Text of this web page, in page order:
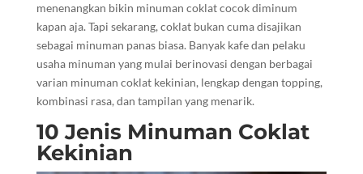
menenangkan bikin minuman coklat cocok diminum
kapan aja. Tapi sekarang, coklat bukan cuma disajikan
sebagai minuman panas biasa. Banyak kafe dan pelaku
usaha minuman yang mulai berinovasi dengan berbagai
varian minuman coklat kekinian, lengkap dengan topping,
kombinasi rasa, dan tampilan yang menarik.
10 Jenis Minuman Coklat
Kekinian